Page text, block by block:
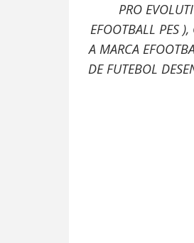
PRO
EFOOTBALL PES
A MARCA
DE FUTEBOL